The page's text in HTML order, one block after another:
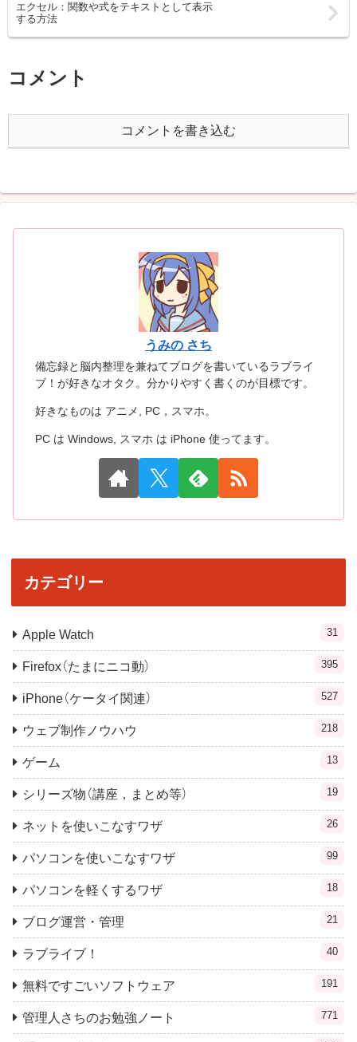
エクセル：関数や式をテキストとして表示
する方法
コメント
コメントを書き込む
うみの さち
備忘録と脳内整理を兼ねてブログを書いているラブライ
ブ！が好きなオタク。分かりやすく書くのが目標です。
好きなものは アニメ, PC，スマホ。
PC は Windows, スマホ は iPhone 使ってます。
カテゴリー
Apple Watch 31
Firefox（たまにニコ動） 395
iPhone（ケータイ関連） 527
ウェブ制作ノウハウ 218
ゲーム 13
シリーズ物（講座，まとめ等） 19
ネットを使いこなすワザ 26
パソコンを使いこなすワザ 99
パソコンを軽くするワザ 18
ブログ運営・管理 21
ラブライブ！ 40
無料ですごいソフトウェア 191
管理人さちのお勉強ノート 771